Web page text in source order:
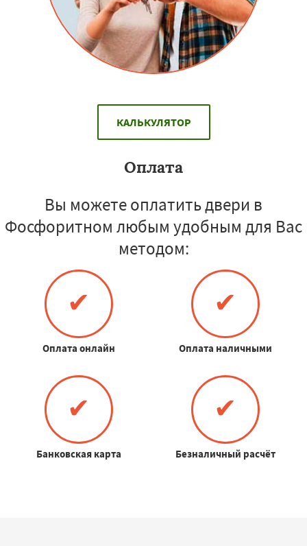
КАЛЬКУЛЯТОР
Оплата
Вы можете оплатить двери в
Фосфоритном любым удобным для Вас
методом:
✔
Оплата онлайн
✔
Оплата наличными
✔
Банковская карта
✔
Безналичный расчёт